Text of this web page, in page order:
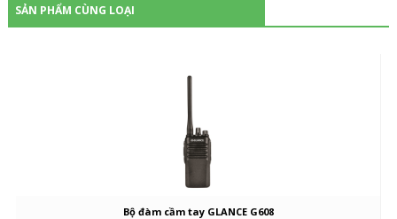
SẢN PHẨM CÙNG LOẠI
Bộ đàm cầm tay GLANCE G608